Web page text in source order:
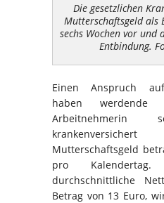
Die gesetzlichen
Mutterschaftsgeld als
sechs Wochen vor und
Entbindung.
Einen Anspruch
haben
Arbeitnehmerin
Mutterschaftsgeld
pro
durchschnittliche
Betrag von 13 Euro,